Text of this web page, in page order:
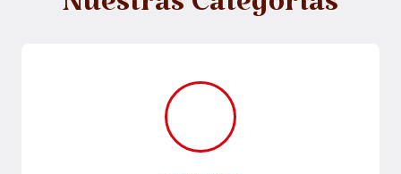
Nuestras Categorías